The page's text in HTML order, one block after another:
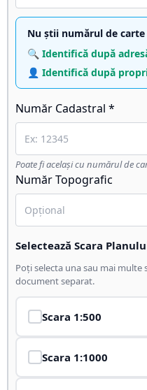
Nu știi numărul de carte
🔍 Identifică după
👤 Identifică după
Număr Cadastral *
Poate fi același cu numărul de
Număr Topografic
Selectează Scara
Poți selecta una sau mai multe
document separat.
Scara 1:500
Scara 1:1000